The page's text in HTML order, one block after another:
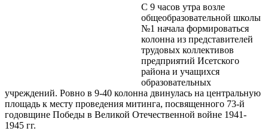
С 9 часов утра возле
общеобразовательной школы
№1 начала формироваться
колонна из представителей
трудовых коллективов
предприятий Исетского
района и учащихся
образовательных
учреждений. Ровно в 9-40 колонна двинулась на центральную
площадь к месту проведения митинга, посвященного 73-й
годовщине Победы в Великой Отечественной войне 1941-
1945 гг.